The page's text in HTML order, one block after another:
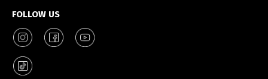
FOLLOW US